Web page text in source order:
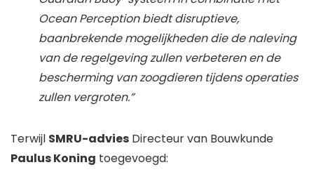
Ocean Perception biedt disruptieve,
baanbrekende mogelijkheden die de naleving
van de regelgeving zullen verbeteren en de
bescherming van zoogdieren tijdens operaties
zullen vergroten.”
Terwijl SMRU-advies Directeur van Bouwkunde
Paulus Koning toegevoegd: